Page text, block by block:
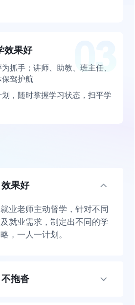
效果好
抓手；讲师、助教、班主任、
驾护航
，随时掌握学习状态，扫平学
果好
业老师主动督学，针对不同
就业需求，制定出不同的学
，一人一计划。
拖沓